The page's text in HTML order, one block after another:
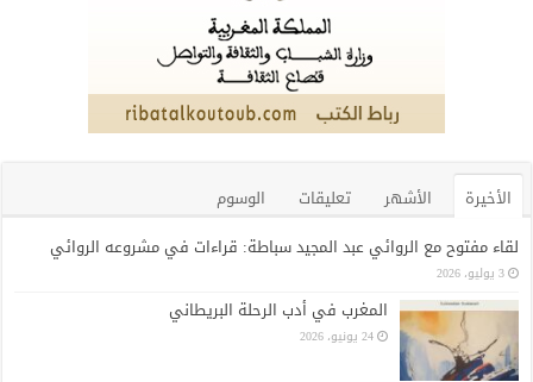
الأخيرة الأشهر تعليقات
الوسوم
لقاء مفتوح مع الروائي عبد المجيد سباطة: قراءات في مشروعه الروائي
3 يوليو، 2026
المغرب في أدب الرحلة البريطاني
24 يونيو، 2026